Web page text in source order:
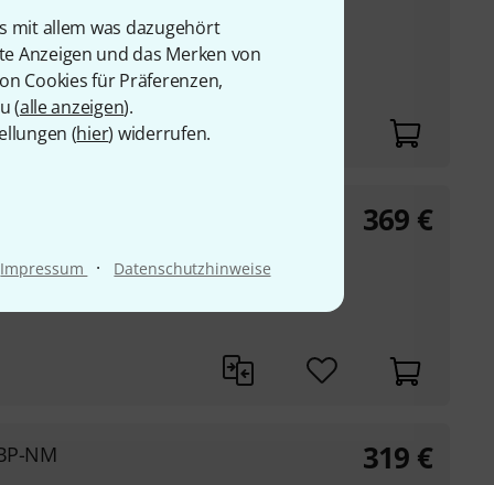
mit allem was dazugehört
Anzeigen und das Merken von
Cookies für Präferenzen,
(alle anzeigen).
(hier) widerrufen.
Impressum · Datenschutzhinweise
369 €
NM 319 €